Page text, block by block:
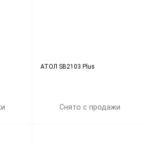
АТОЛ SB2103 Plus
Снято с продажи